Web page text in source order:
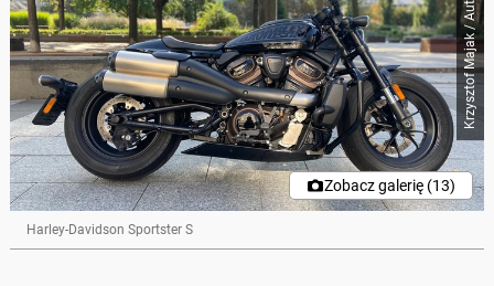
Krzysztof Majak / Auto Świat
Zobacz galerię (13)
Harley-Davidson Sportster S